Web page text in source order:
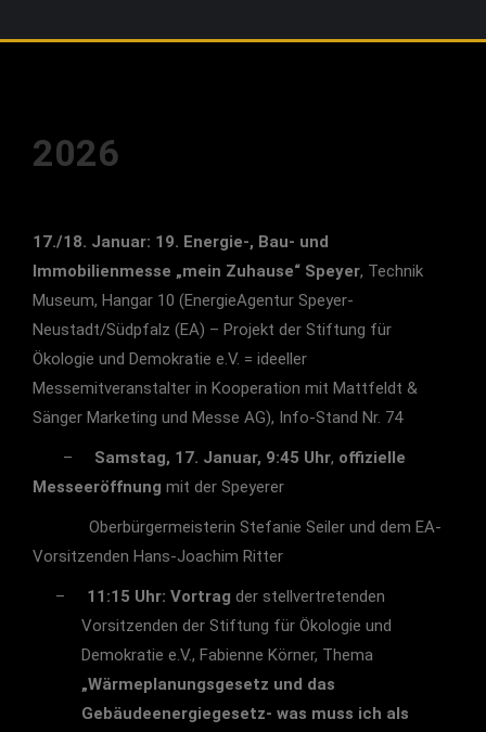
2026
17./18. Januar: 19. Energie-, Bau- und
Immobilienmesse „mein Zuhause“ Speyer, Technik
Museum, Hangar 10 (EnergieAgentur Speyer-
Neustadt/Südpfalz (EA) – Projekt der Stiftung für
Ökologie und Demokratie e.V. = ideeller
Messemitveranstalter in Kooperation mit Mattfeldt &
Sänger Marketing und Messe AG), Info-Stand Nr. 74
– Samstag, 17. Januar, 9:45 Uhr, offizielle
Messeeröffnung mit der Speyerer
Oberbürgermeisterin Stefanie Seiler und dem EA-
Vorsitzenden Hans-Joachim Ritter
– 11:15 Uhr: Vortrag der stellvertretenden
Vorsitzenden der Stiftung für Ökologie und
Demokratie e.V., Fabienne Körner, Thema
„Wärmeplanungsgesetz und das
Gebäudeenergiegesetz- was muss ich als